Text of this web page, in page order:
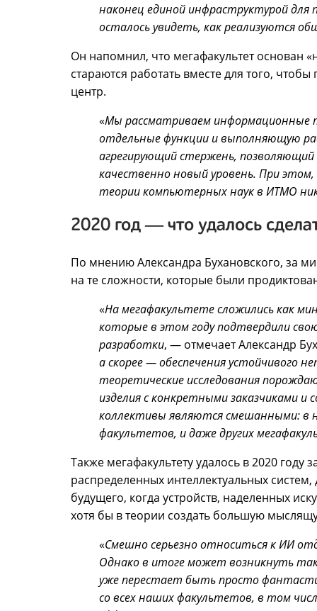
наконец единой инфраструктурой для
осталось увидеть, как реализуются
Он напомнил, что мегафакультет основан
стараются работать вместе для того,
центр.
«Мы рассматриваем информационные
отдельные функции и выполняющую
агрегирующий стержень,
качественно новый уровень. При этом,
теории компьютерных наук в ИТМО
2020 год― что удалось
По мнению Александра Бухановского, за
на те сложности, которые были
«На мегафакультете сложились как
которые в этом году подтвердили
разработки, ― отмечает Александр
а скорее―обеспечения устойчивого
теоретические исследования
изделия с конкретными заказчиками
коллективы являются смешанными: в
факультетов, и даже других
Также мегафакультету удалось в 2020 году
распределенных интеллектуальных
будущего, когда устройств, наделенных
хотя бы в теории создать большую
«Смешно серьезно относиться к ИИ
Однако в итоге может возникнуть
уже перестает быть просто
со всех наших факультетов, в том